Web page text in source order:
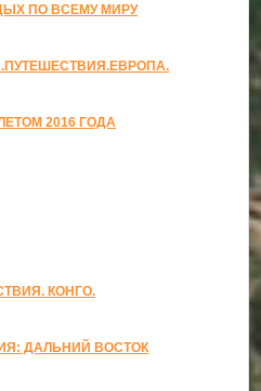
ПО ВСЕМУ МИРУ
2016 ГОДА
КОНГО.
ДАЛЬНИЙ ВОСТОК